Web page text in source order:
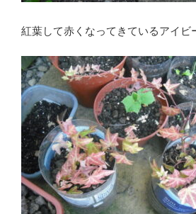
紅葉して赤くなってきているアイビ